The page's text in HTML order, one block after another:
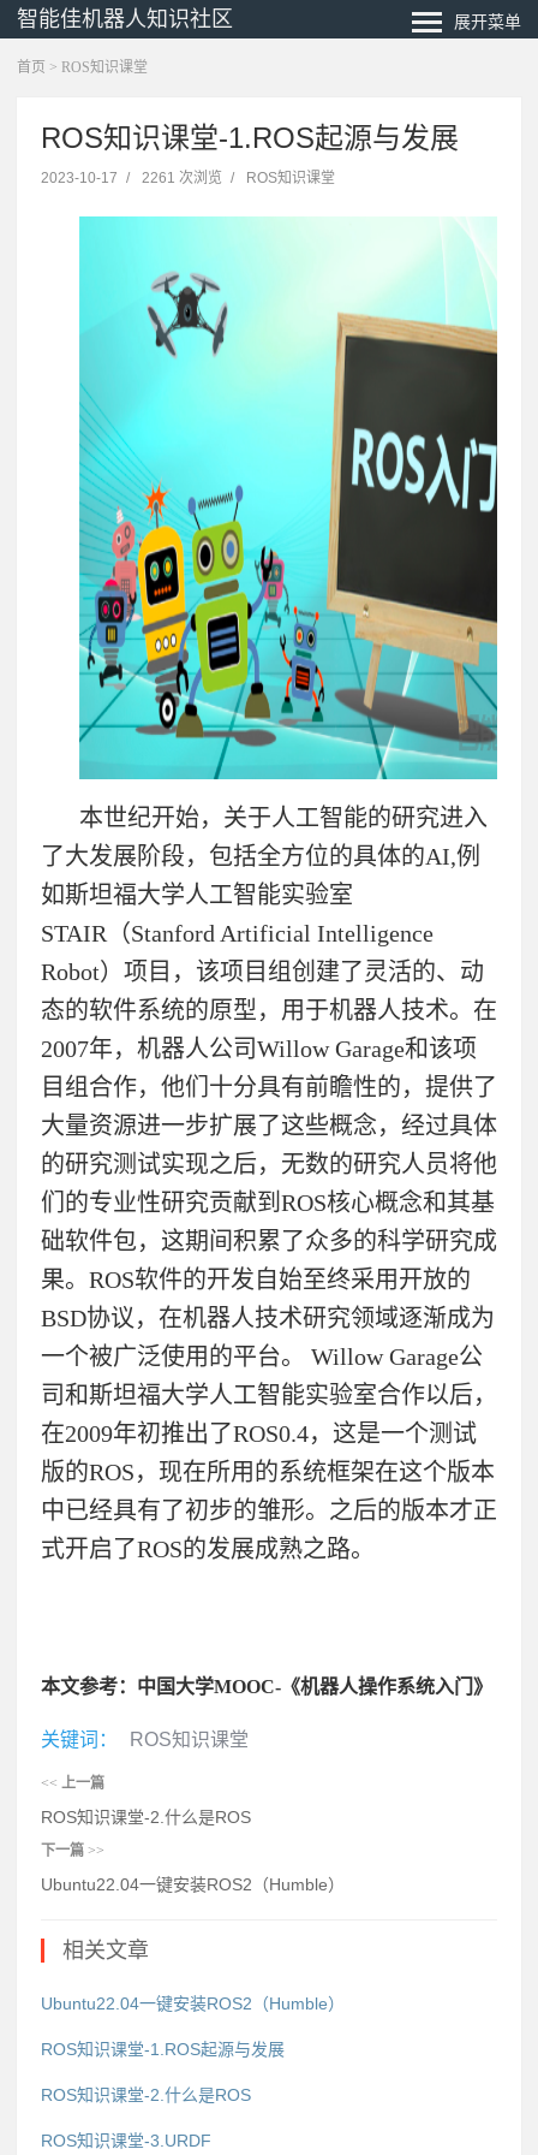
智能佳机器人知识社区 展开菜单
首页 > ROS知识课堂
ROS知识课堂-1.ROS起源与发展
2023-10-17 / 2261 次浏览 / ROS知识课堂
本世纪开始，关于人工智能的研究进入
了大发展阶段，包括全方位的具体的AI,例
如斯坦福大学人工智能实验室
STAIR（Stanford Artificial Intelligence
Robot）项目，该项目组创建了灵活的、动
态的软件系统的原型，用于机器人技术。在
2007年，机器人公司Willow Garage和该项
目组合作，他们十分具有前瞻性的，提供了
大量资源进一步扩展了这些概念，经过具体
的研究测试实现之后，无数的研究人员将他
们的专业性研究贡献到ROS核心概念和其基
础软件包，这期间积累了众多的科学研究成
果。ROS软件的开发自始至终采用开放的
BSD协议，在机器人技术研究领域逐渐成为
一个被广泛使用的平台。 Willow Garage公
司和斯坦福大学人工智能实验室合作以后，
在2009年初推出了ROS0.4，这是一个测试
版的ROS，现在所用的系统框架在这个版本
中已经具有了初步的雏形。之后的版本才正
式开启了ROS的发展成熟之路。
本文参考：中国大学MOOC-《机器人操作系统入门》
关键词： ROS知识课堂
<< 上一篇
ROS知识课堂-2.什么是ROS
下一篇 >>
Ubuntu22.04一键安装ROS2（Humble）
相关文章
Ubuntu22.04一键安装ROS2（Humble）
ROS知识课堂-1.ROS起源与发展
ROS知识课堂-2.什么是ROS
ROS知识课堂-3.URDF